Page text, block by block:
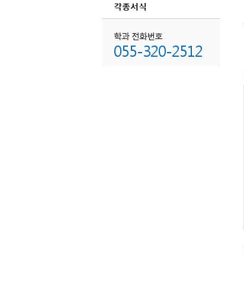
각종서식
학과 전화번호
055-320-2512